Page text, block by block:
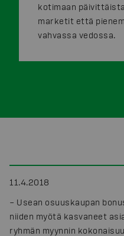
kotimaan
marketit että
vahvassa vedossa.
11.4.2018
– Usean osuuskaupan
niiden myötä kasvaneet
ryhmän myynnin